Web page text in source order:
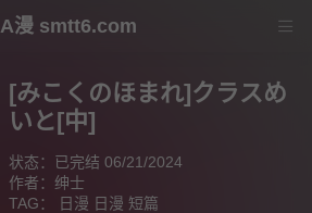
A漫 smtt6.com
[みこくのほまれ]クラスめ
いと[中]
状态：已完结 06/21/2024
作者： 绅士
TAG：
日漫 日漫 短篇